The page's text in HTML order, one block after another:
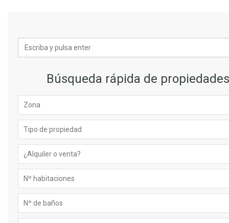
Búsqueda rápida de propiedades
Zona
Tipo de propiedad
¿Alquiler o venta?
Nº habitaciones
Nº de baños